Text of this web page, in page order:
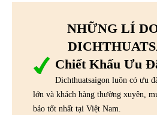
NHỮNG LÍ
Chiết Khấu Ưu
Dichthuatsaigon luôn có ưu
lớn và khách hàng thường xuyên,
bảo tốt nhất tại Việt Nam.